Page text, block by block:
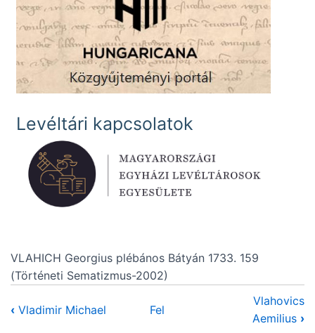
Levéltári kapcsolatok
VLAHICH Georgius plébános Bátyán 1733. 159
(Történeti Sematizmus-2002)
‹ Vladimir Michael Fel
Vlahovics
Aemilius ›